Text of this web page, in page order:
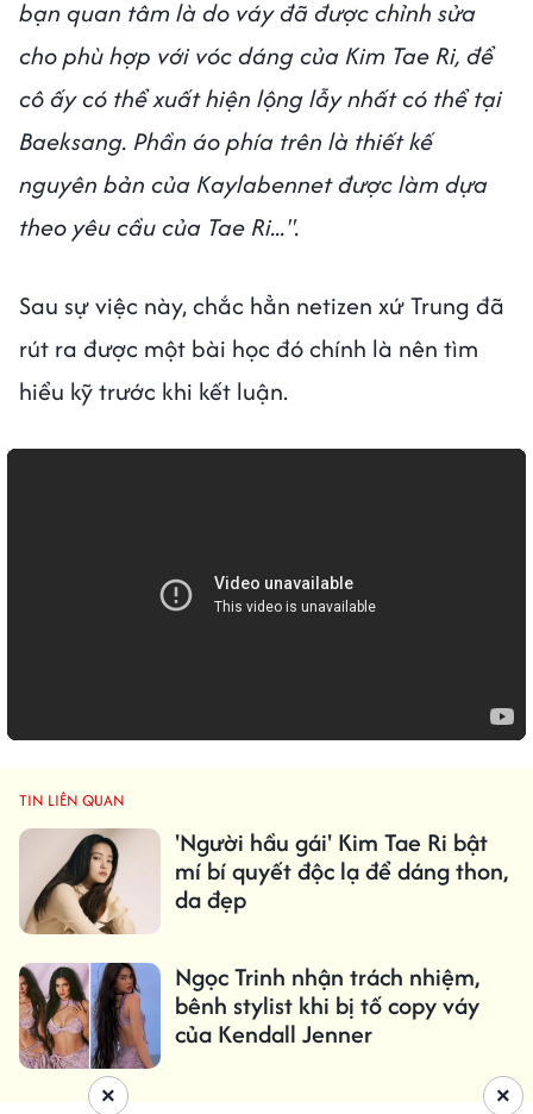
bạn quan tâm là do váy đã được chỉnh sửa
cho phù hợp với vóc dáng của Kim Tae Ri, để
cô ấy có thể xuất hiện lộng lẫy nhất có thể tại
Baeksang. Phần áo phía trên là thiết kế
nguyên bản của Kaylabennet được làm dựa
theo yêu cầu của Tae Ri...".
Sau sự việc này, chắc hẳn netizen xứ Trung đã
rút ra được một bài học đó chính là nên tìm
hiểu kỹ trước khi kết luận.
TIN LIÊN QUAN
'Người hầu gái' Kim Tae Ri bật
mí bí quyết độc lạ để dáng thon,
da đẹp
Ngọc Trinh nhận trách nhiệm,
bênh stylist khi bị tố copy váy
của Kendall Jenner
×
×